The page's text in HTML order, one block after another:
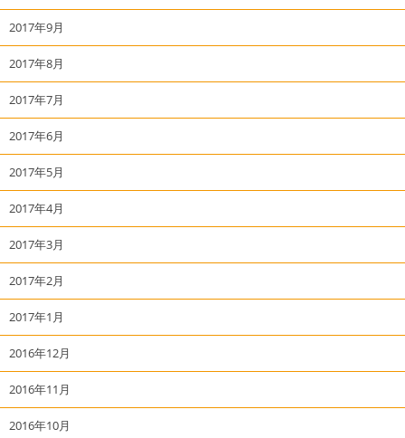
2017年9月
2017年8月
2017年7月
2017年6月
2017年5月
2017年4月
2017年3月
2017年2月
2017年1月
2016年12月
2016年11月
2016年10月